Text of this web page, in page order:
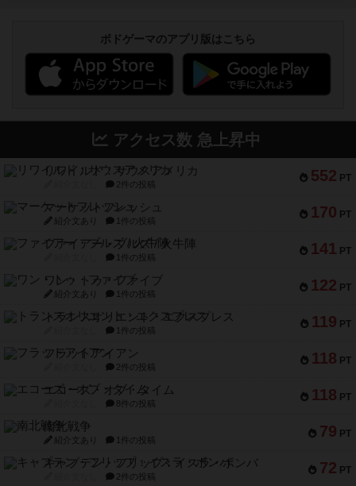
ボドゲーマのアプリ版はこちら
アクセス数 急上昇中
552 PT
リワイルド：サウスアメリカ
2件の投稿
170 PT
マーケットフレッシュ
紹介文あり 1件の投稿
141 PT
ファイアー・ブルズ / 火牛陣
1件の投稿
122 PT
ワン・トゥ・ファイブ
紹介文あり 1件の投稿
119 PT
トランスオリエント・エクスプレス
1件の投稿
118 PT
フラットアイアン
2件の投稿
118 PT
エコーズ・オブ・タイム
8件の投稿
79 PT
南北戦争
紹介文あり 1件の投稿
72 PT
キャプテン・フリップ：イスラ・ボンバ
2件の投稿